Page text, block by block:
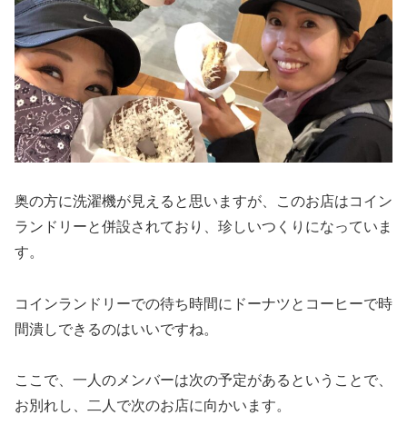
奥の方に洗濯機が見えると思いますが、このお店はコイン
ランドリーと併設されており、珍しいつくりになっていま
す。
コインランドリーでの待ち時間にドーナツとコーヒーで時
間潰しできるのはいいですね。
ここで、一人のメンバーは次の予定があるということで、
お別れし、二人で次のお店に向かいます。